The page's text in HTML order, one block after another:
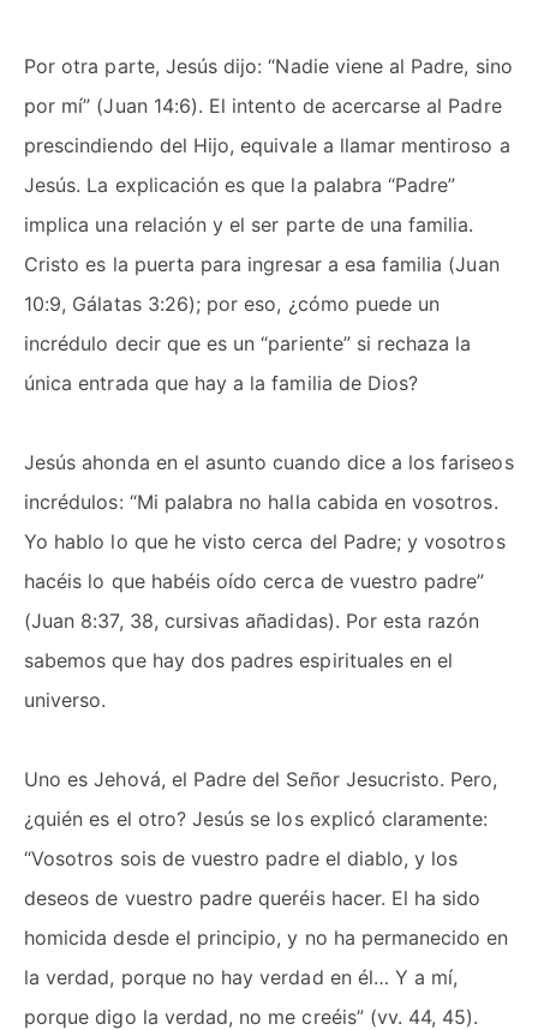
Por otra parte, Jesús dijo: “Nadie viene al Padre, sino
por mí” (Juan 14:6). El intento de acercarse al Padre
prescindiendo del Hijo, equivale a llamar mentiroso a
Jesús. La explicación es que la palabra “Padre”
implica una relación y el ser parte de una familia.
Cristo es la puerta para ingresar a esa familia (Juan
10:9, Gálatas 3:26); por eso, ¿cómo puede un
incrédulo decir que es un “pariente” si rechaza la
única entrada que hay a la familia de Dios?
Jesús ahonda en el asunto cuando dice a los fariseos
incrédulos: “Mi palabra no halla cabida en vosotros.
Yo hablo lo que he visto cerca del Padre; y vosotros
hacéis lo que habéis oído cerca de vuestro padre”
(Juan 8:37, 38, cursivas añadidas). Por esta razón
sabemos que hay dos padres espirituales en el
universo.
Uno es Jehová, el Padre del Señor Jesucristo. Pero,
¿quién es el otro? Jesús se los explicó claramente:
“Vosotros sois de vuestro padre el diablo, y los
deseos de vuestro padre queréis hacer. El ha sido
homicida desde el principio, y no ha permanecido en
la verdad, porque no hay verdad en él… Y a mí,
porque digo la verdad, no me creéis” (vv. 44, 45).